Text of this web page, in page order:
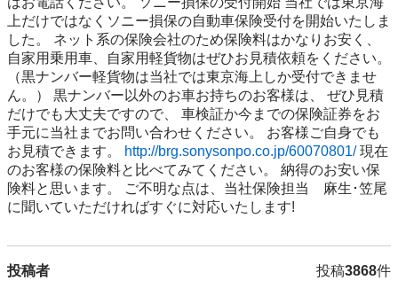
上だけではなくソニー損保の自動車保険受付を開始いたしま
した。 ネット系の保険会社のため保険料はかなりお安く、
自家用乗用車、自家用軽貨物はぜひお見積依頼をください。
（黒ナンバー軽貨物は当社では東京海上しか受付できませ
ん。） 黒ナンバー以外のお車お持ちのお客様は、 ぜひ見積
だけでも大丈夫ですので、 車検証か今までの保険証券をお
手元に当社までお問い合わせください。 お客様ご自身でも
お見積できます。
http://brg.sonysonpo.co.jp/60070801/ 現在
のお客様の保険料と比べてみてください。 納得のお安い保
険料と思います。 ご不明な点は、当社保険担当　麻生･笠尾
に聞いていただければすぐに対応いたします!
投稿者 投稿3868件